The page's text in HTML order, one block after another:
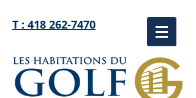
T : 418 262-7470